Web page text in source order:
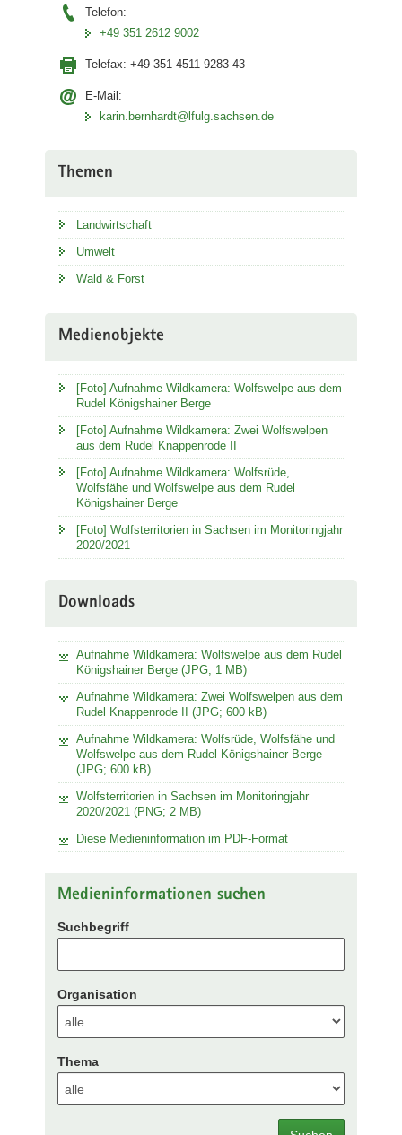
Telefon:
+49 351 2612 9002
Telefax: +49 351 4511 9283 43
E-Mail:
karin.bernhardt@lfulg.sachsen.de
Themen
Landwirtschaft
Umwelt
Wald & Forst
Medienobjekte
[Foto] Aufnahme Wildkamera: Wolfswelpe aus dem
Rudel Königshainer Berge
[Foto] Aufnahme Wildkamera: Zwei Wolfswelpen
aus dem Rudel Knappenrode II
[Foto] Aufnahme Wildkamera: Wolfsrüde,
Wolfsfähe und Wolfswelpe aus dem Rudel
Königshainer Berge
[Foto] Wolfsterritorien in Sachsen im Monitoringjahr
2020/2021
Downloads
Aufnahme Wildkamera: Wolfswelpe aus dem Rudel
Königshainer Berge (JPG; 1 MB)
Aufnahme Wildkamera: Zwei Wolfswelpen aus dem
Rudel Knappenrode II (JPG; 600 kB)
Aufnahme Wildkamera: Wolfsrüde, Wolfsfähe und
Wolfswelpe aus dem Rudel Königshainer Berge
(JPG; 600 kB)
Wolfsterritorien in Sachsen im Monitoringjahr
2020/2021 (PNG; 2 MB)
Diese Medieninformation im PDF-Format
Medieninformationen suchen
Suchbegriff
Organisation
Thema